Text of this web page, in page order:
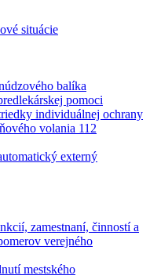
situácie
balíka
pomoci
individuálnej ochrany
volania 112
externý
zamestnaní, činností a
verejného
mestského